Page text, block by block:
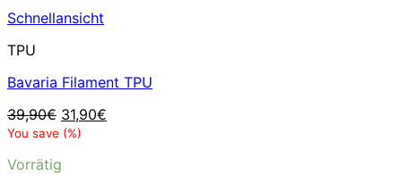
Schnellansicht
TPU
Bavaria Filament TPU
39,90€ Ursprünglicher
Preis
39,90€
31,90€
You save (%)
Vorrätig